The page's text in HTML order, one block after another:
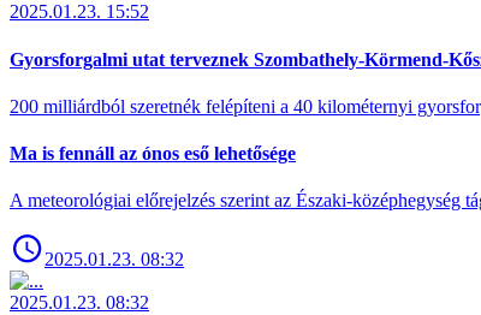
2025.01.23. 15:52
Gyorsforgalmi utat terveznek Szombathely-Körmend-
200 milliárdból szeretnék felépíteni a 40 kilométernyi
Ma is fennáll az ónos eső lehetősége
A meteorológiai előrejelzés szerint az Északi-középhegység
2025.01.23. 08:32
2025.01.23. 08:32